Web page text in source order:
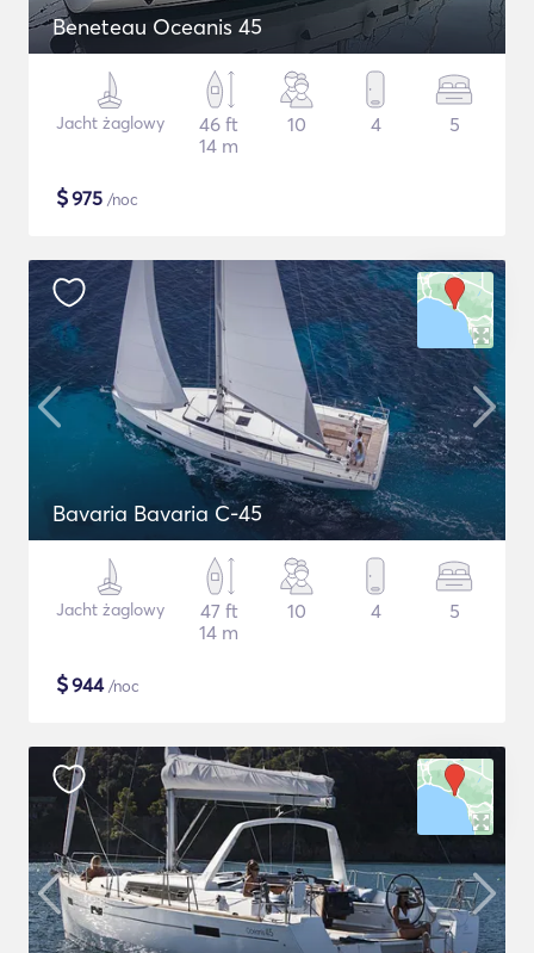
Beneteau Oceanis 45
Jacht żaglowy
46 ft
14 m
10 4 5
$975 /noc
Bavaria Bavaria C-45
Jacht żaglowy
47 ft
14 m
10 4 5
$944/noc